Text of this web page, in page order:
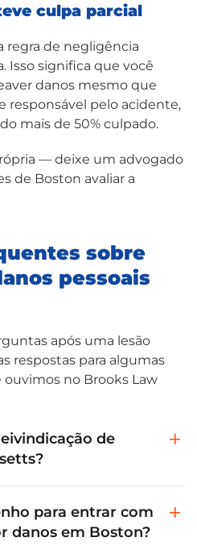
culpa parcial
regra de negligência
Isso significa que você
danos mesmo que
responsável pelo acidente,
mais de 50% culpado.
— deixe um advogado
de Boston avaliar a
sobre
pessoais
após uma lesão
respostas para algumas
no Brooks Law
de
para entrar com
danos em Boston?